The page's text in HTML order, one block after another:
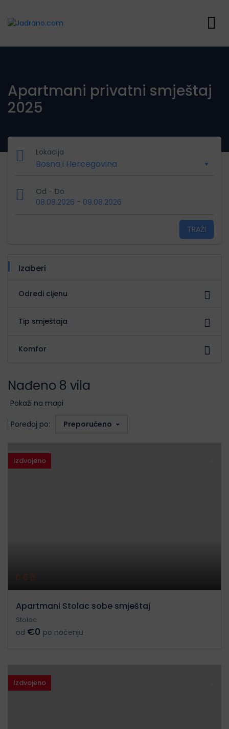
Apartmani privatni smještaj
2025
Lokacija
Od - Do
08.08.2026 - 09.08.2026
TRAŽI
Izaberi
Odredi cijenu
Tip smještaja
Komfor
Nađeno 8 vila
Pokaži na mapi
Poredaj po: Preporučeno
Izdvojeno
Apartmani Stolac sobe smještaj
Stolac
od €0 po noćenju
Izdvojeno